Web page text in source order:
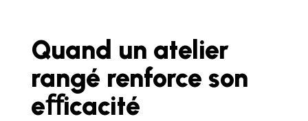
Quand un atelier
rangé renforce son
eﬀicacité